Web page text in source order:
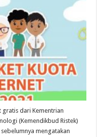
gratis dari Kementrian
(Kemendikbud Ristek)
mengatakan